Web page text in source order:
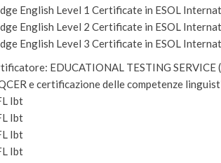
English Level 1 Certificate in ESOL
English Level 2 Certificate in ESOL
English Level 3 Certificate in ESOL
EDUCATIONAL TESTING SERVICE
e certificazione delle competenze
Ibt
Ibt
Ibt
Ibt